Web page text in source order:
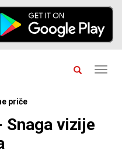
priče
vizije